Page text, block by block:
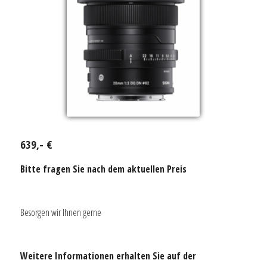
639,- €
Bitte fragen Sie nach dem aktuellen Preis
Besorgen wir Ihnen gerne
Weitere Informationen erhalten Sie auf der